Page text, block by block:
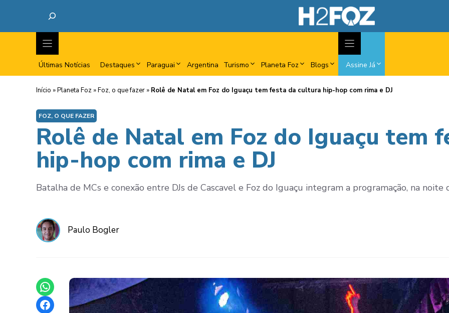
Últimas Notícias Destaques Paraguai Argentina Turismo Planeta Foz Blogs Assine Já
Início »Planeta Foz »Foz, o que fazer » Rolê de Natal em Foz do Iguaçu tem festa da cultura hip-hop com rima e DJ
FOZ, O QUE FAZER
Rolê de Natal em Foz do Iguaçu tem
hip-hop com rima e DJ
Batalha de MCs e conexão entre DJs de Cascavel e Foz do Iguaçu integram a programação, na
Paulo Bogler
Share on WhatsApp
Share on Facebook